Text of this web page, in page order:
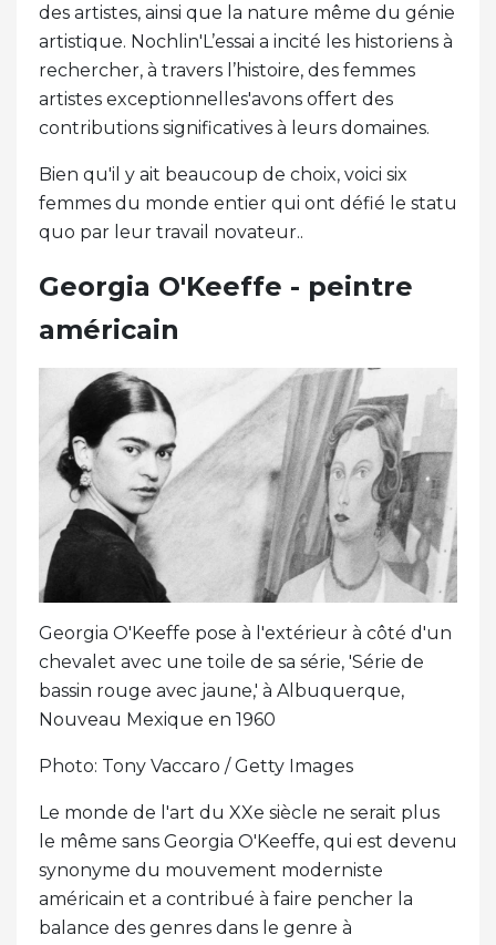
des artistes, ainsi que la nature même du génie
artistique. Nochlin'L’essai a incité les historiens à
rechercher, à travers l’histoire, des femmes
artistes exceptionnelles'avons offert des
contributions significatives à leurs domaines.
Bien qu'il y ait beaucoup de choix, voici six
femmes du monde entier qui ont défié le statu
quo par leur travail novateur..
Georgia O'Keeffe - peintre
américain
Georgia O'Keeffe pose à l'extérieur à côté d'un
chevalet avec une toile de sa série, 'Série de
bassin rouge avec jaune,' à Albuquerque,
Nouveau Mexique en 1960
Photo: Tony Vaccaro / Getty Images
Le monde de l'art du XXe siècle ne serait plus
le même sans Georgia O'Keeffe, qui est devenu
synonyme du mouvement moderniste
américain et a contribué à faire pencher la
balance des genres dans le genre à